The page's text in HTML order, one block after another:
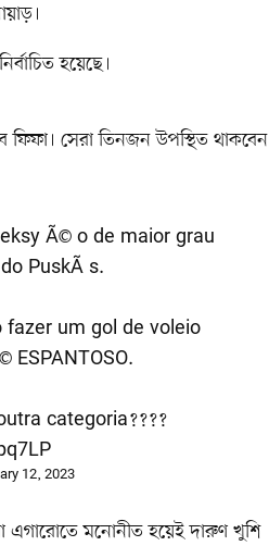
হয়েছে।
ফিফা। সেরা তিনজন উপস্থিত থাকবেন
Ã© o de maior grau
PuskÃ¡s.
um gol de voleio
ESPANTOSO.
categoria????
12, 2023
এগারোতে মনোনীত হয়েই দারুণ খুশি